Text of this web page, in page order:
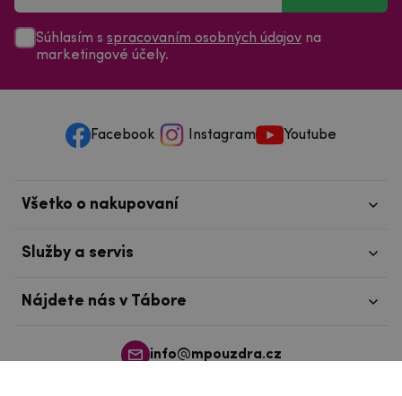
Súhlasím s spracovaním osobných údajov na
marketingové účely.
Facebook Instagram Youtube
info@mpouzdra.cz
Všetko o nakupovaní
Služby a servis
Nájdete nás v Tábore